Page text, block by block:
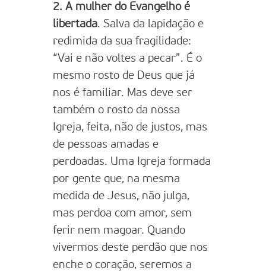
2. A mulher do Evangelho é
libertada. Salva da lapidação e
redimida da sua fragilidade:
“Vai e não voltes a pecar”. É o
mesmo rosto de Deus que já
nos é familiar. Mas deve ser
também o rosto da nossa
Igreja, feita, não de justos, mas
de pessoas amadas e
perdoadas. Uma Igreja formada
por gente que, na mesma
medida de Jesus, não julga,
mas perdoa com amor, sem
ferir nem magoar. Quando
vivermos deste perdão que nos
enche o coração, seremos a